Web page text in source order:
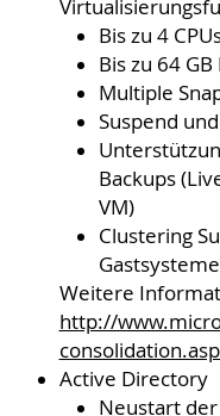
Bis zu 4
Bis zu 64
Multiple
Suspend
Backups
VM)
Clustering
Gastsysteme
Weitere
http://
Active Directory
Neustart